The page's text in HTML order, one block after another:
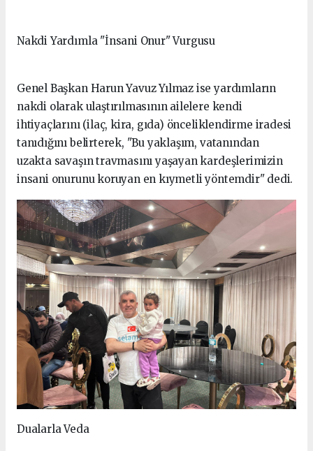
Nakdi Yardımla "İnsani Onur" Vurgusu
Genel Başkan Harun Yavuz Yılmaz ise yardımların
nakdi olarak ulaştırılmasının ailelere kendi
ihtiyaçlarını (ilaç, kira, gıda) önceliklendirme iradesi
tanıdığını belirterek, "Bu yaklaşım, vatanından
uzakta savaşın travmasını yaşayan kardeşlerimizin
insani onurunu koruyan en kıymetli yöntemdir" dedi.
Dualarla Veda